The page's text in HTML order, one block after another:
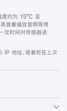
度约为 15ºC 至
音量播放音频等情
定时间对传感器进
IP 地址，或者你在上次